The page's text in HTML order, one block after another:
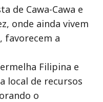
de Cawa-Cawa e
onde ainda vivem
favorecem a
Filipina e
local de recursos
o